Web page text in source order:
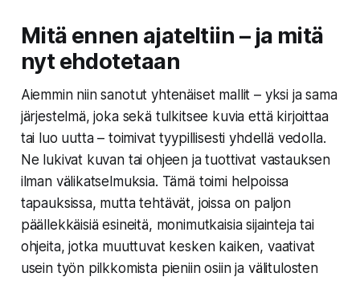
Mitä ennen ajateltiin – ja mitä
nyt ehdotetaan
Aiemmin niin sanotut yhtenäiset mallit – yksi ja sama
järjestelmä, joka sekä tulkitsee kuvia että kirjoittaa
tai luo uutta – toimivat tyypillisesti yhdellä vedolla.
Ne lukivat kuvan tai ohjeen ja tuottivat vastauksen
ilman välikatselmuksia. Tämä toimi helpoissa
tapauksissa, mutta tehtävät, joissa on paljon
päällekkäisiä esineitä, monimutkaisia sijainteja tai
ohjeita, jotka muuttuvat kesken kaiken, vaativat
usein työn pilkkomista pieniin osiin ja välitulosten